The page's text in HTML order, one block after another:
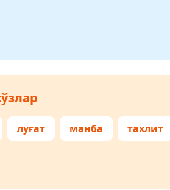
луғат манба тахлит